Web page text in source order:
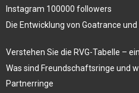
Instagram 100000 followers
Die Entwicklung von Goatrance
Verstehen Sie die RVG-Tabelle –
Was sind Freundschaftsringe und
Partnerringe